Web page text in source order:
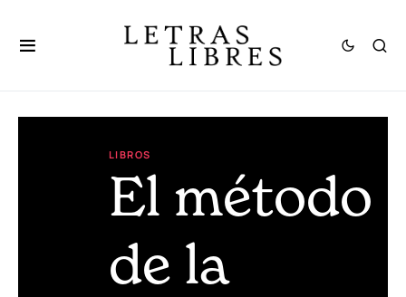
LIBROS
El método
de la